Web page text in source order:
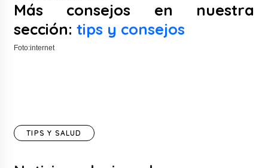
Más consejos en nuestra
sección:tips y consejos
Foto:internet
TIPS Y SALUD